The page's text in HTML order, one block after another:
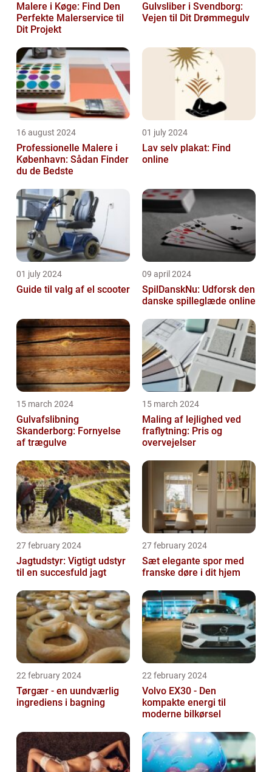
Malere i Køge: Find Den
Perfekte Malerservice til
Dit Projekt
Gulvsliber i Svendborg:
Vejen til Dit Drømmegulv
16 august 2024
Professionelle Malere i
København: Sådan Finder
du de Bedste
01 july 2024
Lav selv plakat: Find
online
01 july 2024
Guide til valg af el scooter
09 april 2024
SpilDanskNu: Udforsk den
danske spilleglæde online
15 march 2024
Gulvafslibning
Skanderborg: Fornyelse
af trægulve
15 march 2024
Maling af lejlighed ved
fraflytning: Pris og
overvejelser
27 february 2024
Jagtudstyr: Vigtigt udstyr
til en succesfuld jagt
27 february 2024
Sæt elegante spor med
franske døre i dit hjem
22 february 2024
Tørgær - en uundværlig
ingrediens i bagning
22 february 2024
Volvo EX30 - Den
kompakte energi til
moderne bilkørsel